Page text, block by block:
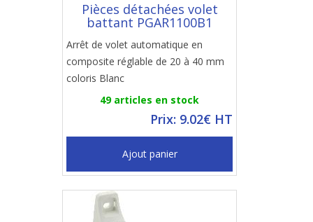
Pièces détachées volet
battant PGAR1100B1
Arrêt de volet automatique en
composite réglable de 20 à 40 mm
coloris Blanc
49 articles en stock
Prix: 9.02€ HT
Ajout panier